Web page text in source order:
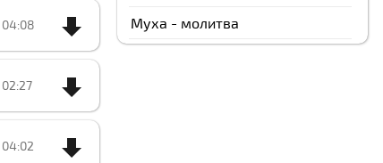
04:08
02:27
04:02
Муха - молитва